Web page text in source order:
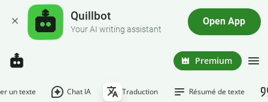
Quillbot
Your AI writing assistant
Open App
Premium
un texte Chat IA Traduction Résumé de texte